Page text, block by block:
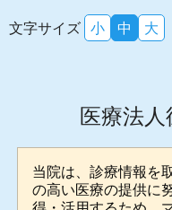
文字サイズ 小 中 大
医療法
当院は、診療情報を
の高い医療の提供に